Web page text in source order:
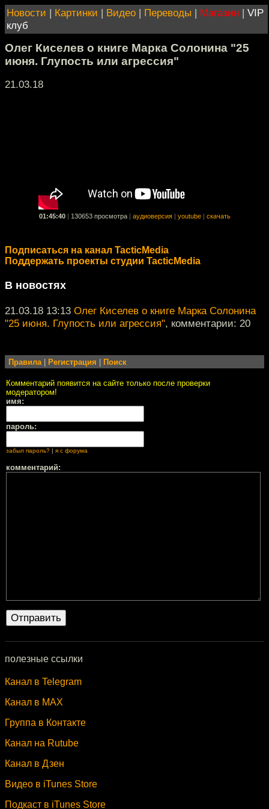
Новости | Картинки | Видео | Переводы | Магазин | VIP
клуб
Олег Киселев о книге Марка Солонина "25
июня. Глупость или агрессия"
21.03.18
01:45:40 130653 просмотра аудиоверсия youtube скачать
Подписаться на канал TacticMedia
Поддержать проекты студии TacticMedia
В новостях
21.03.18 13:13 Олег Киселев о книге Марка Солонина
"25 июня. Глупость или агрессия", комментарии: 20
Правила| Регистрация Поиск
Комментарий появится на сайте только после проверки
модератором!
имя:
пароль:
забыл пароль? я с форума
комментарий:
полезные ссылки
Канал в Telegram
Канал в MAX
Группа в Контакте
Канал на Rutube
Канал в Дзен
Видео в iTunes Store
Подкаст в iTunes Store